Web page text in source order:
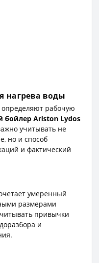
нагрева воды
рабочую
бойлер Ariston Lydos
учитывать не
но и способ
и фактический
умеренный
размерами
привычки
и